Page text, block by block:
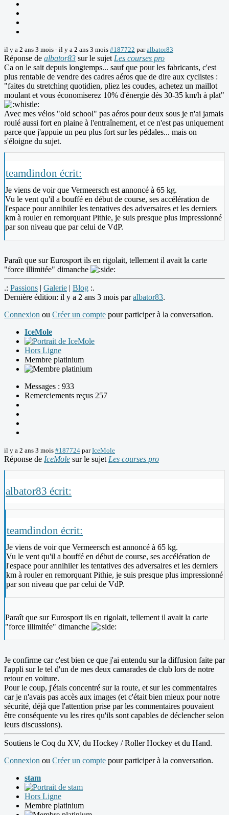
il y a 2 ans 3 mois - il y a 2 ans 3 mois #187722 paralbator83
Réponse de albator83 sur le sujet Les courses pro
Ca on le sait depuis longtemps... sauf que pour les fabricants, c'est
plus rentable de vendre des cadres aéros que de dire aux cyclistes :
"faites du stretching quotidien, pliez les coudes, achetez un maillot
moulant et vous économiserez 10% d'énergie dès 30-35 km/h à plat"
Avec mes vélos "old school" pas aéros pour deux sous je n'ai jamais
roulé aussi fort en plaine à l'entraînement, et ce n'est pas uniquement
parce que j'appuie un peu plus fort sur les pédales... mais on
s'éloigne du sujet.
teamdindon écrit:
Je viens de voir que Vermeersch est annoncé à 65 kg.
Vu le vent qu'il a bouffé en début de course, ses accélération de
l'espace pour annihiler les tentatives des adversaires et les derniers
km à rouler en remorquant Pithie, je suis presque plus impressionné
par son niveau que par celui de VdP.
Paraît que sur Eurosport ils en rigolait, tellement il avait la carte
"force illimitée" dimanche
.: Passions | Galerie | Blog :.
Dernière édition: il y a 2 ans 3 mois paralbator83.
Connexion ou Créer un compte pour participer à la conversation.
IceMole
Hors Ligne
Membre platinium
Messages : 933
Remerciements reçus 257
il y a 2 ans 3 mois #187724 parIceMole
Réponse de IceMole sur le sujet Les courses pro
albator83 écrit:
teamdindon écrit:
Je viens de voir que Vermeersch est annoncé à 65 kg.
Vu le vent qu'il a bouffé en début de course, ses accélération de
l'espace pour annihiler les tentatives des adversaires et les derniers
km à rouler en remorquant Pithie, je suis presque plus impressionné
par son niveau que par celui de VdP.
Paraît que sur Eurosport ils en rigolait, tellement il avait la carte
"force illimitée" dimanche
Je confirme car c'est bien ce que j'ai entendu sur la diffusion faite par
l'appli sur le tel d'un de mes deux camarades de club lors de notre
retour en voiture.
Pour le coup, j'étais concentré sur la route, et sur les commentaires
car je n'avais pas accès aux images (et c'était bien mieux pour notre
sécurité, déjà que l'attention prise par les commentaires pouvaient
être conséquente vu les rires qu'ils sont capables de déclencher selon
leurs discussions).
Soutiens le Coq du XV, du Hockey / Roller Hockey et du Hand.
Connexion ou Créer un compte pour participer à la conversation.
stam
Hors Ligne
Membre platinium